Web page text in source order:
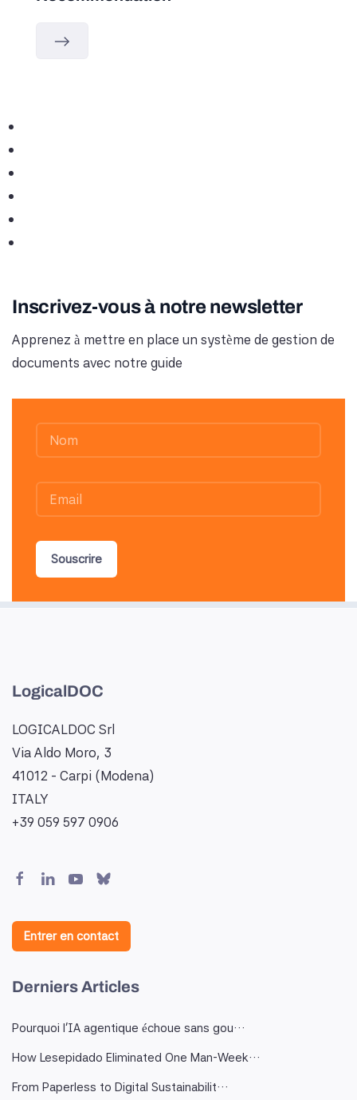
Inscrivez-vous à notre newsletter
Apprenez à mettre en place un système de gestion de
documents avec notre guide
Souscrire
LogicalDOC
LOGICALDOC Srl
Via Aldo Moro, 3
41012 - Carpi (Modena)
ITALY
+39 059 597 0906
Entrer en contact
Derniers Articles
Pourquoi l'IA agentique échoue sans gou…
How Lesepidado Eliminated One Man-Week…
From Paperless to Digital Sustainabilit…